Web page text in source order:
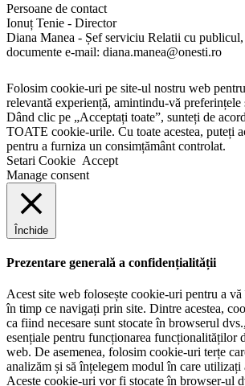
Persoane de contact
Ionuț Tenie - Director
Diana Manea - Șef serviciu Relatii cu publicul,
documente e-mail: diana.manea@onesti.ro
Folosim cookie-uri pe site-ul nostru web
relevantă experiență, amintindu-vă preferințele
Dând clic pe „Acceptați toate”, sunteți de
TOATE cookie-urile. Cu toate acestea, puteți
pentru a furniza un consimțământ controlat.
Setari Cookie Accept
Manage consent
Închide
Prezentare generală a confidențialității
Acest site web folosește cookie-uri pentru a
în timp ce navigați prin site. Dintre acestea,
ca fiind necesare sunt stocate în browserul
esențiale pentru funcționarea funcționalităților
web. De asemenea, folosim cookie-uri terțe
analizăm și să înțelegem modul în care utilizați
Aceste cookie-uri vor fi stocate în browser-ul